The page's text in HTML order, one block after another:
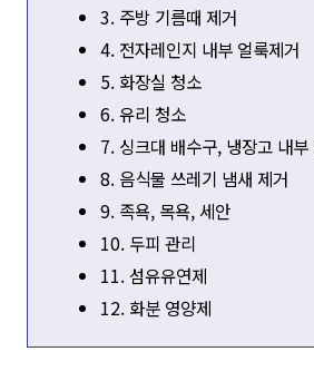
3. 주방 기름때 제거
4. 전자레인지 내부 얼룩제거
5. 화장실 청소
6. 유리 청소
7. 싱크대 배수구, 냉장고 내부
8. 음식물 쓰레기 냄새 제거
9. 족욕, 목욕, 세안
10. 두피 관리
11. 섬유유연제
12. 화분 영양제